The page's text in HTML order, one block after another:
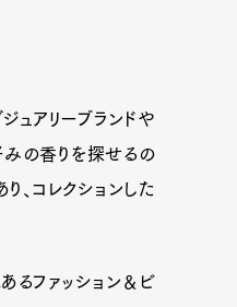
ュアリーブランドや
の香りを探せるの
、コレクションした
るファッション＆ビ